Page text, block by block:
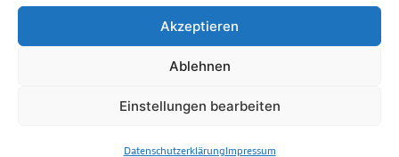
Akzeptieren
Ablehnen
Einstellungen bearbeiten
DatenschutzerklärungImpressum
ZELLA-MEHLIS
(c) Rhön-Rennsteig-Verlag 2024. Alle Rechte vorbehalten.
Datenschutzerklärung